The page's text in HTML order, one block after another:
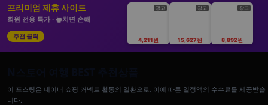
프리미엄 제휴 사이트
회원 전용 특가 · 놓치면 손해
추천 클릭
광고
4,211원
광고
15,627원
광고
8,892원
이 포스팅은 네이버 쇼핑 커넥트 활동의 일환으로, 이에 따른 일정액의 수수료를 제공받습
니다.